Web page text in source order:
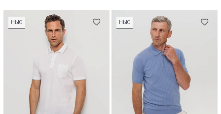
НЬЮ НЬЮ